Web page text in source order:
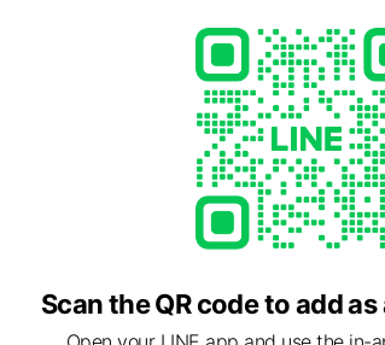
Scan the QR code to add as